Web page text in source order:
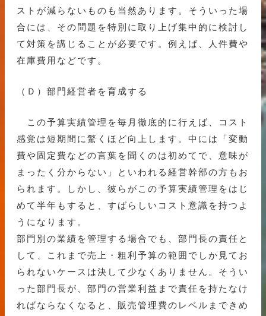
ストが減らないものも当然あります。そういった場
合には、その問題を特別に取り上げ集中的に検討し
て対策を講じることが必要です。例えば、人件費や
在庫費用などです。
（Ｄ）部門経営者を育成する
この予算実績管理を毎月徹底的に行えば、コスト
感覚は短期間に驚くほど向上します。中には「変動
費や固定費などの言葉を聞くのは初めてで、意味が
まったく分からない」といわれる経営幹部の方もお
られます。しかし、彼らがこの予算実績管理をはじ
めて半年もすると、すばらしいコスト意識を持つよ
うになります。
部門別の業績を管理する場合でも、部門長の責任と
して、これまで売上・粗利予算の範囲でしか見てお
られないケースは決して少なくありません。そうい
った部門長が、部門の営業利益まで責任を持たなけ
ればならなくなると、販売管理費のレベルまできめ